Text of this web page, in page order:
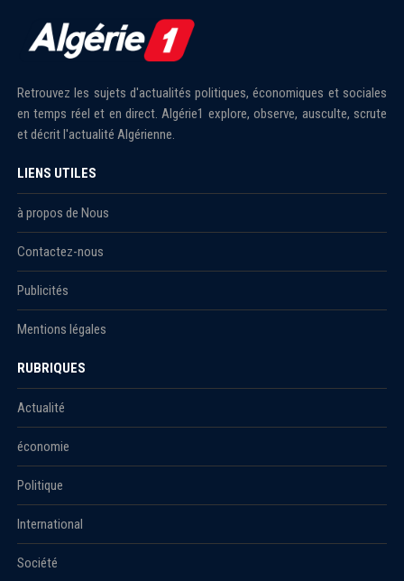
Retrouvez les sujets d'actualités politiques, économiques et sociales
en temps réel et en direct. Algérie1 explore, observe, ausculte, scrute
et décrit l'actualité Algérienne.
LIENS UTILES
à propos de Nous
Contactez-nous
Publicités
Mentions légales
RUBRIQUES
Actualité
économie
Politique
International
Société